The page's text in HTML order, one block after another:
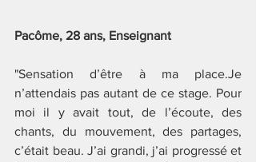
Pacôme, 28 ans, Enseignant
"Sensation d’être à ma place.Je
n’attendais pas autant de ce stage. Pour
moi il y avait tout, de l’écoute, des
chants, du mouvement, des partages,
c’était beau. J’ai grandi, j’ai progressé et